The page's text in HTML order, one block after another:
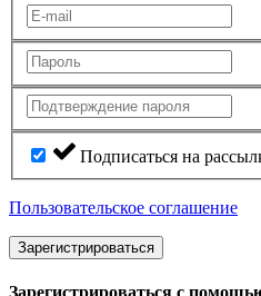
Подписаться на
Пользовательское соглашение
Зарегистрироваться
Зарегистрироваться с